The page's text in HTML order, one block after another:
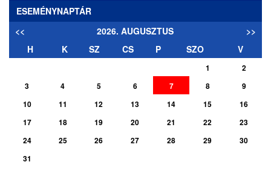
ESEMÉNYNAPTÁR
<<
2026. AUGUSZTUS
>>
H
K SZ CS P SZO V
1
2
3
4 5 6 7 8
9
10
11 12 13 14 15
16
17
18 19 20 21 22
23
24
25 26 27 28 29
30
31